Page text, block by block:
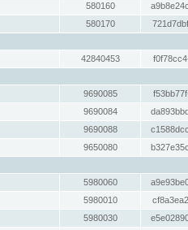
580160
580170
42840453
9690085
9690084
9690088
9650080
5980060
5980010
5980030